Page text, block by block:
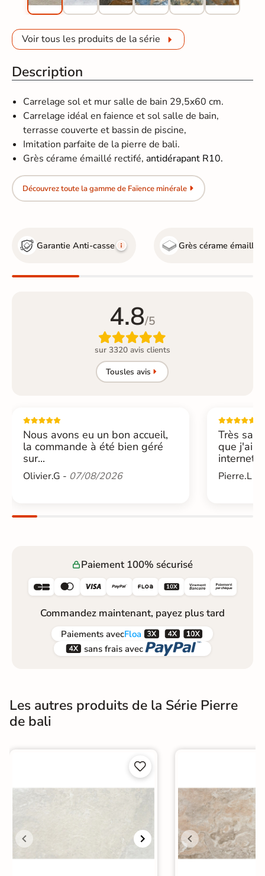
Voir tous les produits de la série
Description
Carrelage sol et mur salle de bain 29,5x60 cm.
Carrelage idéal en faience et sol salle de bain,
terrasse couverte et bassin de piscine,
Imitation parfaite de la pierre de bali.
Grès cérame émaillé rectifé,antidérapant R10.
Découvrez toute la gamme de Faïence minérale
Garantie Anti-casse Grès cérame émaillé
4.8/5

sur 3320 avis clients
Tousles avis
Nous avons eu un bon accueil,
la commande à été bien géré
sur...
Olivier.G - 07/08/2026
Très
que j'ai
internet....
Pierre.L -
Paiement 100% sécurisé
     
Commandez maintenant, payez plus tard
Paiements avecFloa  
 sans frais avec 
Les autres produits de la Série Pierre
de bali

